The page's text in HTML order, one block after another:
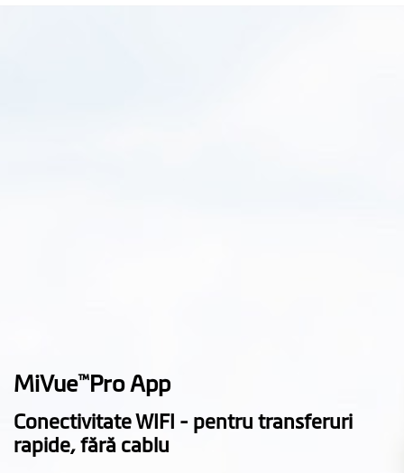
Camera (cabluri incluse): 43g
Unitatea de control (cabluri
MiVue™Pro App
Conectivitate WIFI - pentru transferuri
rapide, fără cablu